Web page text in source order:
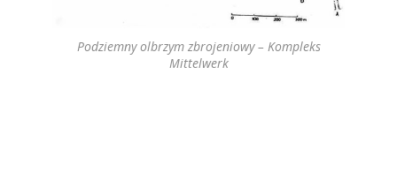
Podziemny olbrzym zbrojeniowy – Kompleks
Mittelwerk